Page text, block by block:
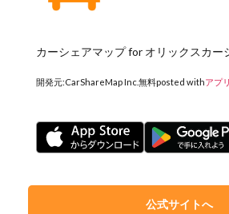
カーシェアマップ for オリックスカー
開発元:CarShareMap Inc.無料posted withアプ
公式サイトへ